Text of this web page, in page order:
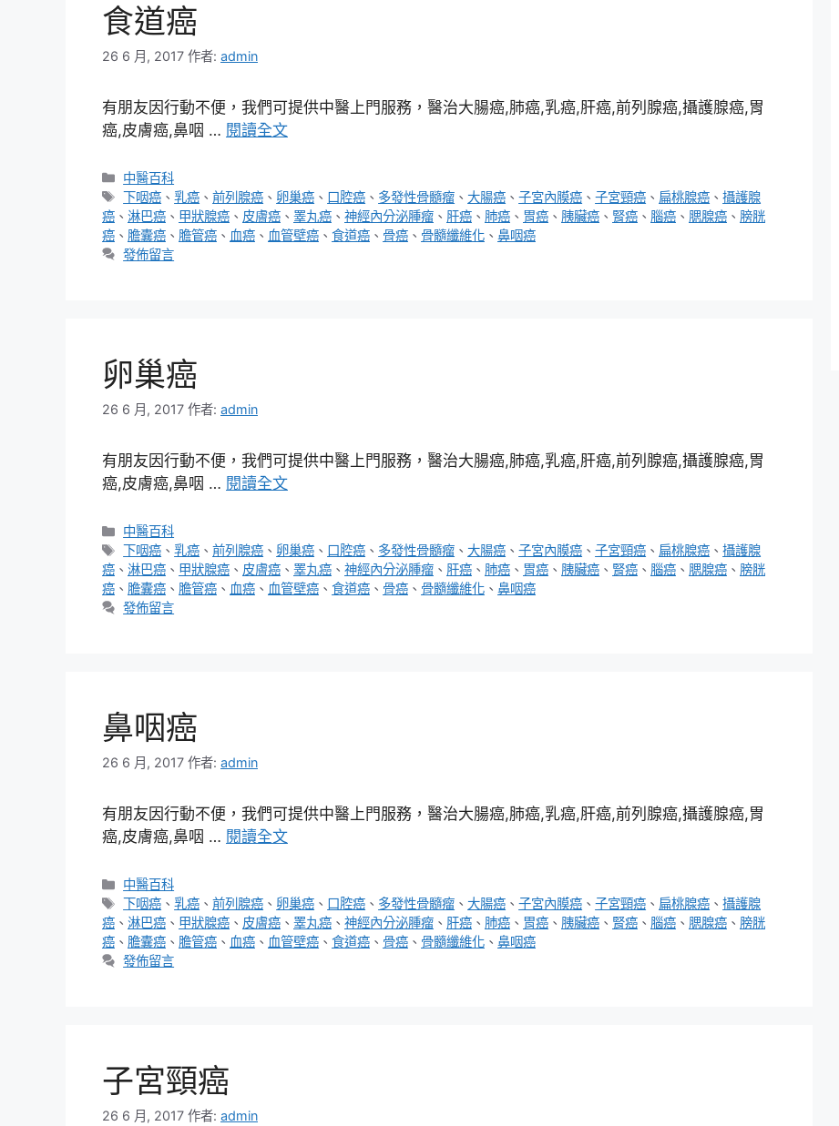
食道癌
26 6 月, 2017 作者: admin
有朋友因行動不便，我們可提供中醫上門服務，醫治大腸癌,肺癌,乳癌,肝癌,前列腺癌,攝護腺癌,胃
癌,皮膚癌,鼻咽 … 閱讀全文
分
類
中醫百科
標
籤
下咽癌 、乳癌 、前列腺癌 、 卵巢癌 、 口腔癌 、 多發性骨髓瘤 、大腸癌 、子宮內膜癌 、子宮頸癌 、 扁桃腺癌 、攝護腺
癌 、 淋巴癌 、 甲狀腺癌 、 皮膚癌 、 睪丸癌 、 神經內分泌腫瘤 、 肝癌 、 肺癌 、 胃癌 、 胰臟癌 、 腎癌 、 腦癌 、 腮腺癌 、 膀胱
癌 、 膽囊癌 、 膽管癌 、 血癌 、 血管壁癌 、 食道癌 、 骨癌 、 骨髓纖維化 、 鼻咽癌
發佈留言
卵巢癌
26 6 月, 2017 作者: admin
有朋友因行動不便，我們可提供中醫上門服務，醫治大腸癌,肺癌,乳癌,肝癌,前列腺癌,攝護腺癌,胃
癌,皮膚癌,鼻咽 … 閱讀全文
分
類
中醫百科
標
籤
下咽癌 、乳癌 、前列腺癌 、 卵巢癌 、 口腔癌 、 多發性骨髓瘤 、大腸癌 、子宮內膜癌 、子宮頸癌 、 扁桃腺癌 、攝護腺
癌 、 淋巴癌 、 甲狀腺癌 、 皮膚癌 、 睪丸癌 、 神經內分泌腫瘤 、 肝癌 、 肺癌 、 胃癌 、 胰臟癌 、 腎癌 、 腦癌 、 腮腺癌 、 膀胱
癌 、 膽囊癌 、 膽管癌 、 血癌 、 血管壁癌 、 食道癌 、 骨癌 、 骨髓纖維化 、 鼻咽癌
發佈留言
鼻咽癌
26 6 月, 2017 作者: admin
有朋友因行動不便，我們可提供中醫上門服務，醫治大腸癌,肺癌,乳癌,肝癌,前列腺癌,攝護腺癌,胃
癌,皮膚癌,鼻咽 … 閱讀全文
分
類
中醫百科
標
籤
下咽癌 、乳癌 、前列腺癌 、 卵巢癌 、 口腔癌 、 多發性骨髓瘤 、大腸癌 、子宮內膜癌 、子宮頸癌 、 扁桃腺癌 、攝護腺
癌 、 淋巴癌 、 甲狀腺癌 、 皮膚癌 、 睪丸癌 、 神經內分泌腫瘤 、 肝癌 、 肺癌 、 胃癌 、 胰臟癌 、 腎癌 、 腦癌 、 腮腺癌 、 膀胱
癌 、 膽囊癌 、 膽管癌 、 血癌 、 血管壁癌 、 食道癌 、 骨癌 、 骨髓纖維化 、 鼻咽癌
發佈留言
子宮頸癌
26 6 月, 2017 作者: admin